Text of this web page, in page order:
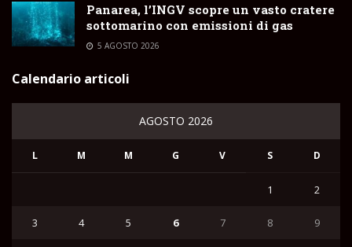
Panarea, l’INGV scopre un vasto cratere
sottomarino con emissioni di gas
5 AGOSTO 2026
Calendario articoli
AGOSTO 2026
L M M G V S D
1 2
3 4 5 6 7 8 9